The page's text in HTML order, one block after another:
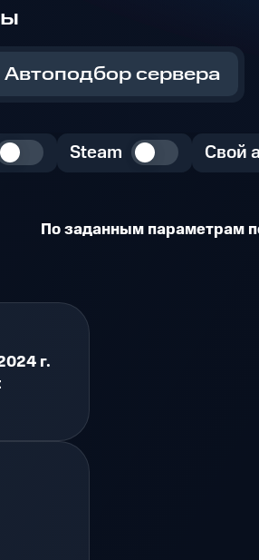
Автоподбор сервера
Steam Свой
По заданным параметрам
г.